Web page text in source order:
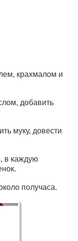
крахмалом и
добавить
муку, довести
в каждую
получаса.